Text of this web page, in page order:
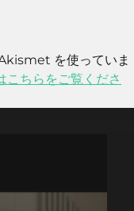
を使っていま
こちらをご覧くださ